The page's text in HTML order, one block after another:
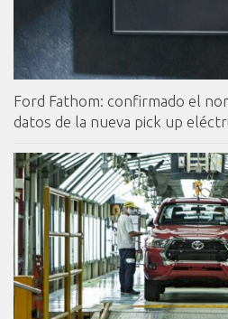
Ford Fathom: confirmado el
datos de la nueva pick up